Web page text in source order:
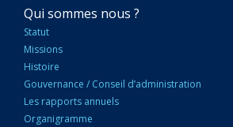
NAVIGATION
PRINCIPALE
Qui sommes nous ?
Statut
Missions
Histoire
Gouvernance / Conseil d’administration
Les rapports annuels
Organigramme